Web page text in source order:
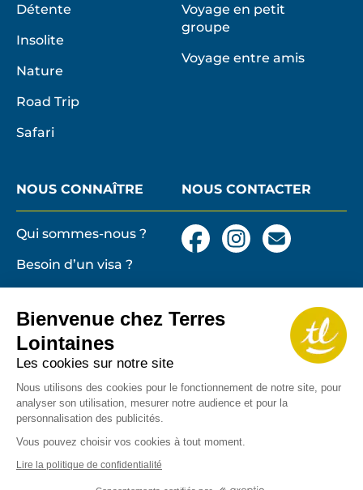
Bienvenue chez Terres
Lointaines
Les cookies sur notre site
Nous utilisons des cookies pour le fonctionnement de notre site, pour
analyser son utilisation, mesurer notre audience et pour la
personnalisation des publicités.
Vous pouvez choisir vos cookies à tout moment.
Lire la politique de confidentialité
Détente
Insolite
Nature
Road Trip
Safari
Voyage en petit
groupe
Voyage entre amis
NOUS CONNAÎTRE
Qui sommes-nous ?
Besoin d’un visa ?
et particulières de
vente
Mentions légales,
Protection des
données personnelles
Copyrights
NOUS CONTACTER
FacebookInstagram
Nous
contacter
email
de